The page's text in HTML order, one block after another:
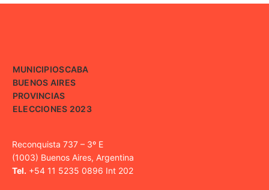
MUNICIPIOSCABA
BUENOS AIRES
PROVINCIAS
ELECCIONES 2023
Reconquista 737 – 3º E
(1003) Buenos Aires, Argentina
Tel. +54 11 5235 0896 Int 202